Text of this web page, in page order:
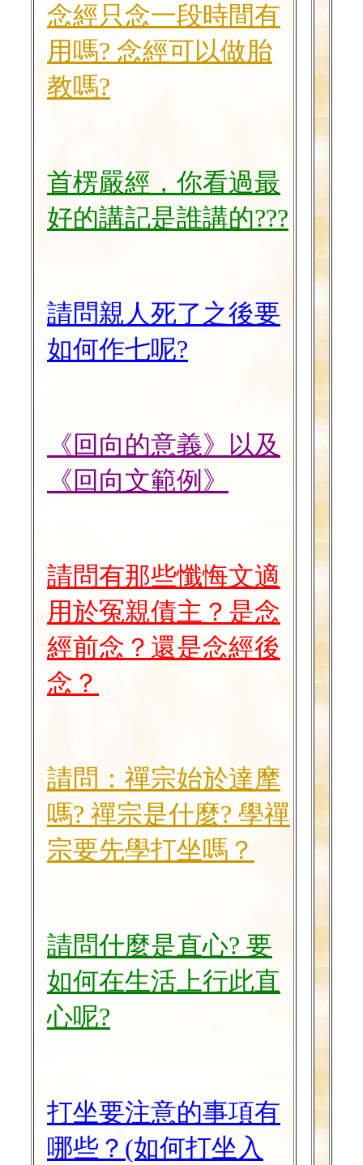
念經只念一段時間有
用嗎? 念經可以做胎
教嗎?
首楞嚴經，你看過最
好的講記是誰講的???
請問親人死了之後要
如何作七呢?
《回向的意義》以及
《回向文範例》
請問有那些懺悔文適
用於冤親債主？是念
經前念？還是念經後
念？
請問：禪宗始於達摩
嗎? 禪宗是什麼? 學禪
宗要先學打坐嗎？
請問什麼是直心? 要
如何在生活上行此直
心呢?
打坐要注意的事項有
哪些？(如何打坐入